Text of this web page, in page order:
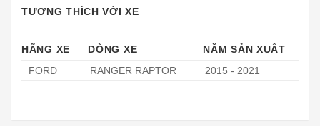
TƯƠNG THÍCH VỚI XE
HÃNG XE DÒNG XE
NĂM SẢN XUẤT
FORD
RANGER RAPTOR 2015 - 2021